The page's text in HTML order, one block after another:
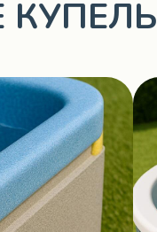
КУПЕЛЬ